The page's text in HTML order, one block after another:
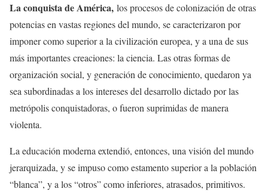
La conquista de América, los procesos de colonización de otras
potencias en vastas regiones del mundo, se caracterizaron por
imponer como superior a la civilización europea, y a una de sus
más importantes creaciones: la ciencia. Las otras formas de
organización social, y generación de conocimiento, quedaron ya
sea subordinadas a los intereses del desarrollo dictado por las
metrópolis conquistadoras, o fueron suprimidas de manera
violenta.
La educación moderna extendió, entonces, una visión del mundo
jerarquizada, y se impuso como estamento superior a la población
“blanca”, y a los “otros” como inferiores, atrasados, primitivos.